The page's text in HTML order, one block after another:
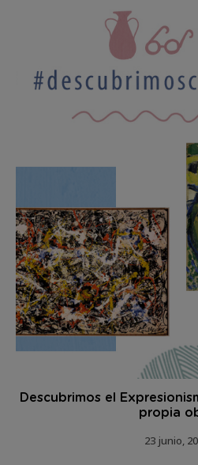
Descubrimos el
propia
23 junio,